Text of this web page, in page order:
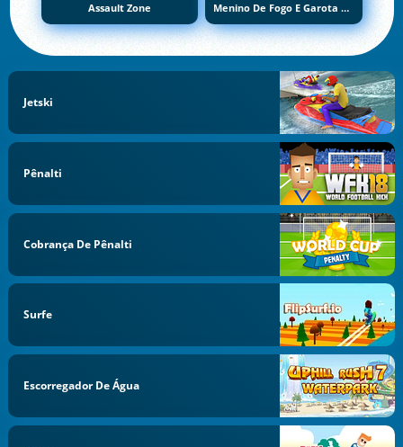
Assault Zone Menino De Fogo E Garota De Água 5: Elementos
Jetski
Pênalti
Cobrança De Pênalti
Surfe
Escorregador De Água